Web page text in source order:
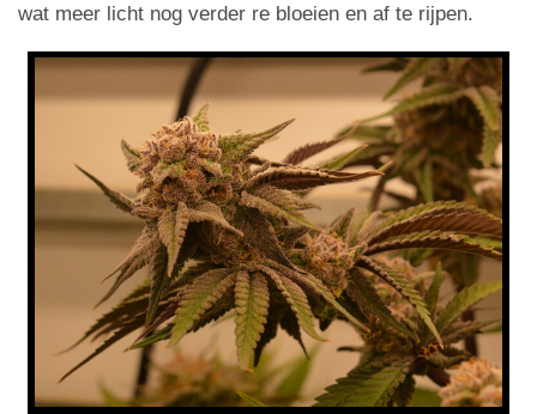
wat meer licht nog verder re bloeien en af te rijpen.